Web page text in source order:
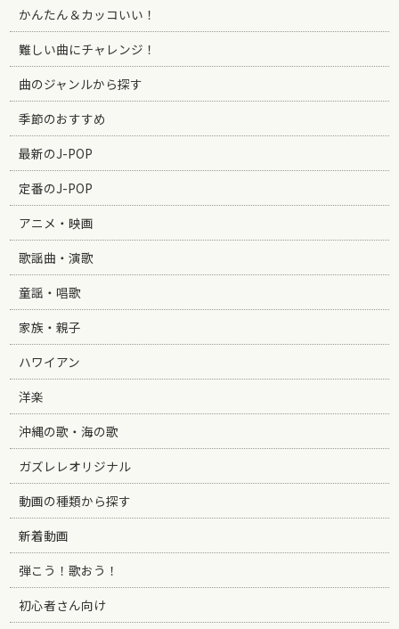
かんたん＆カッコいい！
難しい曲にチャレンジ！
曲のジャンルから探す
季節のおすすめ
最新のJ-POP
定番のJ-POP
アニメ・映画
歌謡曲・演歌
童謡・唱歌
家族・親子
ハワイアン
洋楽
沖縄の歌・海の歌
ガズレレオリジナル
動画の種類から探す
新着動画
弾こう！歌おう！
初心者さん向け